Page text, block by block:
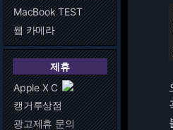
MacBook TEST
웹 카메라
제휴
Apple X C
캥거루상점
광고제휴 문의